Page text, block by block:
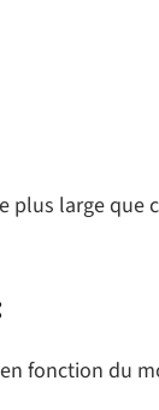
plus large que
fonction du